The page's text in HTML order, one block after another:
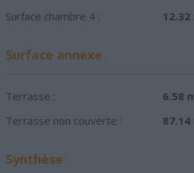
Surface chambre 4 :
12.32
Surface annexe
Terrasse :
6.58
Terrasse non couverte :
87.14
Synthèse